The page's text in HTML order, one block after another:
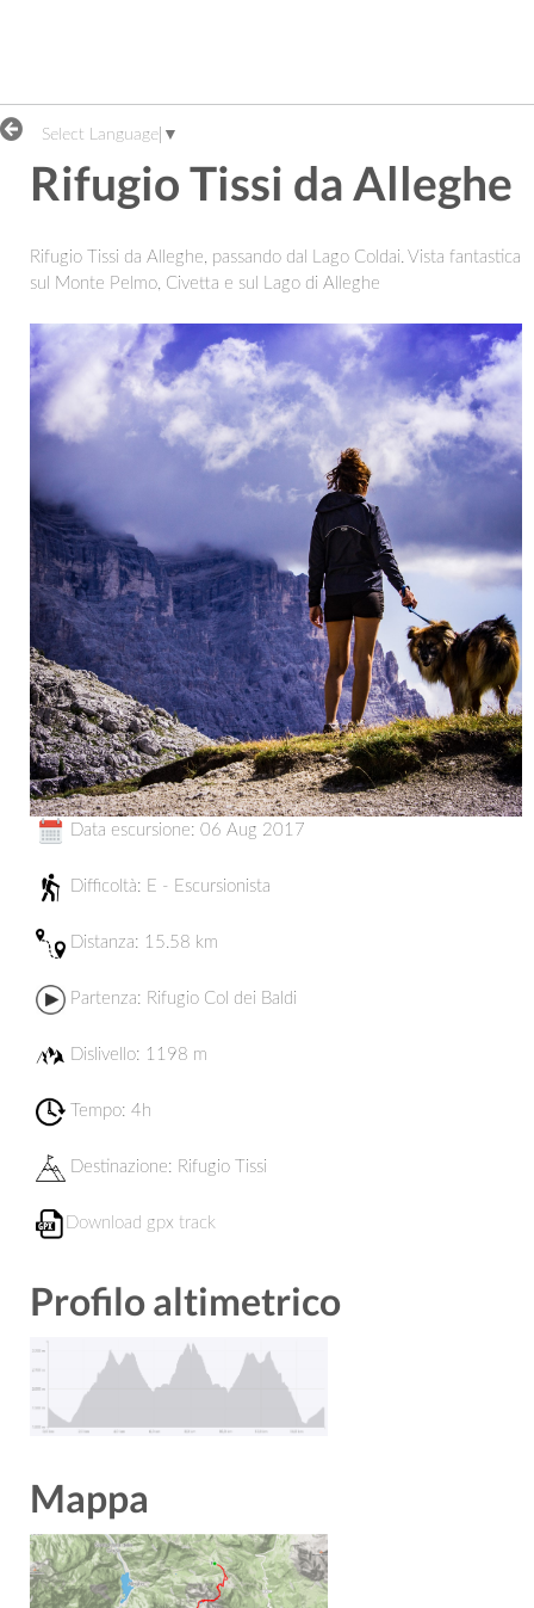
Select Language ▼
Rifugio Tissi da Alleghe
Rifugio Tissi da Alleghe, passando dal Lago Coldai. Vista fantastica
sul Monte Pelmo, Civetta e sul Lago di Alleghe
Data escursione: 06 Aug 2017
Difficoltà: E - Escursionista
Distanza: 15.58 km
Partenza: Rifugio Col dei Baldi
Dislivello: 1198 m
Tempo: 4h
Destinazione: Rifugio Tissi
Download gpx track
Profilo altimetrico
Mappa